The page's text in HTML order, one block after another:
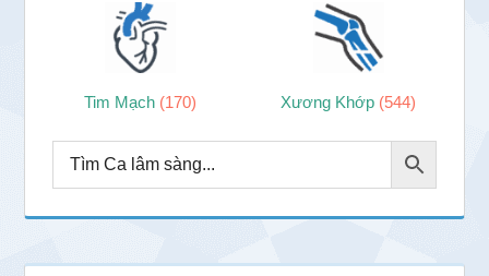
Tim Mạch (170) Xương Khớp (544)